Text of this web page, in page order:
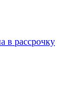
в рассрочку